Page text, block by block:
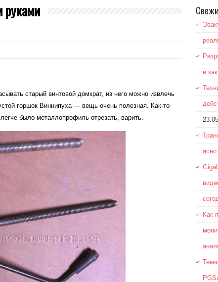
руками
старый винтовой домкрат, из него можно извлечь
горшок Виннипуха — вещь очень полезная. Как-то
было металлопрофиль отрезать, варить.
и
Как